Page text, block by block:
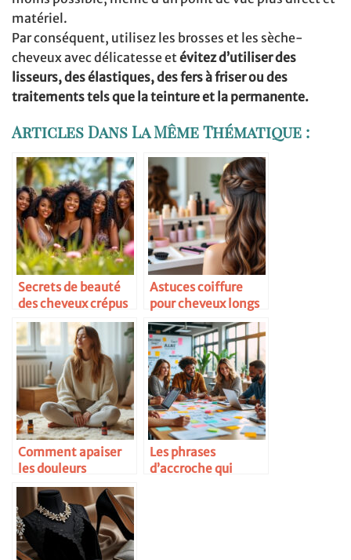
matériel.
Par conséquent, utilisez les brosses et les sèche-
cheveux avec délicatesse etévitez d’utiliser des
lisseurs, des élastiques, des fers à friser ou des
traitements tels que la teinture et la permanente.
Articles Dans La Même Thématique :
Secrets de beauté
des cheveux crépus
Astuces coiffure
pour cheveux longs
et épais
Comment apaiser
les douleurs
menstruelles
naturellement
Les phrases
d’accroche qui